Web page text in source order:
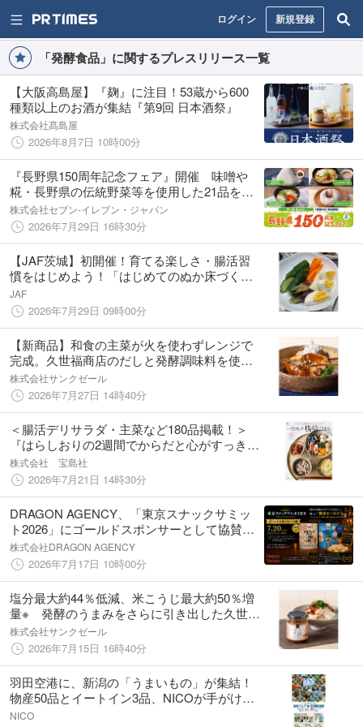
ログイン 新規登録
「発酵食品」に関するプレスリリース一覧
【大阪高島屋】『麹』に注目！53蔵から600
種類以上のお酒が集結『第9回 日本酒祭』
株式会社髙島屋
2026年8月7日 10時00分
『長野県150周年記念フェア』開催 味噌や
糀・長野県の伝統野菜等を使用した21品を発
売
株式会社セブン‐イレブン・ジャパン
2026年7月29日 16時30分
【JAF茨城】初開催！育てる楽しさ・腸活習
慣をはじめよう！「はじめてのぬか床づくり
体験～発酵食品のある暮らし～」をJAF会員
向けに開催
JAF
2026年7月29日 09時00分
【新商品】和食の主菜が火を使わずレンジで
完成。久世福商店のだしと発酵調味料を使用
した「鍋いらず ほっこり和食」２種発売
株式会社サンクゼール
2026年7月27日 14時40分
＜腸活デリサラダ・主菜など180品掲載！＞
『はらしおりの2週間でからだと心がすっき
り！ 一生モノの腸活ごはん』7/21発売
株式会社 宝島社
2026年7月21日 14時30分
DRAGON AGENCY、「東京スナックサミッ
ト2026」にゴールドスポンサーとして協賛出
展
株式会社DRAGON AGENCY
2026年7月17日 10時00分
塩分最大約44％低減、米こうじ最大約50％増
量※ 発酵のうまみをさらに引き出した久世福
商店「食べる、だし醤油」シリーズがリニュ
ーアル
株式会社サンクゼール
2026年7月15日 16時40分
羽田空港に、新潟の「うまいもの」が集結！
物産50品とイートイン3品、NICOが手がけま
した
NICO